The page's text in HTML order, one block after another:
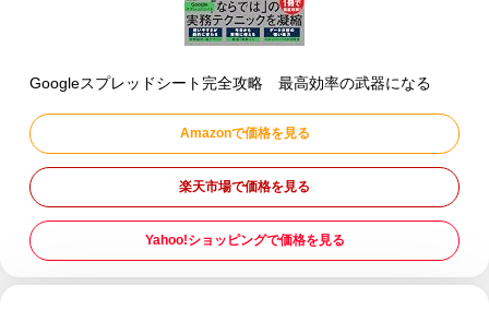
Googleスプレッドシート完全攻略 最高効率の武器になる
Amazonで価格を見る
楽天市場で価格を見る
Yahoo!ショッピングで価格を見る